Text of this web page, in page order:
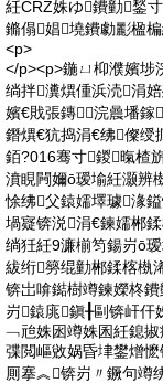
紝CRZ姝ゆ鐨勭鍫
鏅傝娼墝鐨勮彲楹
<p>
</p><p>鍦ㄩ枊濮嬪埗
绱拌瀵熼偅浜涜涓
嬪€戝張鏄浣曟墦鎵
鐕熼€犺捣涓€绋儏绶
銆?016骞寸鍐暣楂
濆睍闁嬭ō瑷堬紝灏辨
悇绋父鎱嬬墿璩湪
堝寲锛涚涓€鍊嬬郴
绱狅紝9濂椾笉鍚岃ō
紱绗簩绲勭郴鍒楁槸
锛岀啽鐑樹竴鍊嬫柊
岃鎱庣鎭╂剾锛屽仠
﹁兘姝囦竴姝囷紝鎴
弽閲嶇敓娲昏垏鐢熷
厠搴︽锛岃〃鐝句竴